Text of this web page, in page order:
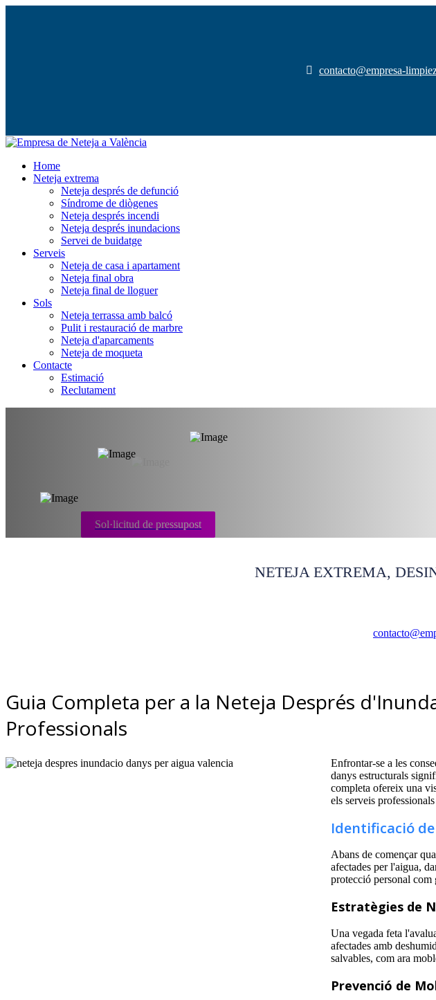
contacto@empresa-
Home
Neteja extrema
Neteja després de defunció
Síndrome de diògenes
Neteja després incendi
Neteja després inundacions
Servei de buidatge
Serveis
Neteja de casa i apartament
Neteja final obra
Neteja final de lloguer
Sols
Neteja terrassa amb balcó
Pulit i restauració de marbre
Neteja d'aparcaments
Neteja de moqueta
Contacte
Estimació
Reclutament
Neteja post inundacions
Sol·licitud de pressupost
NETEJA EXTREMA,
Guia Completa per a la Neteja Després
Professionals
Enfrontar-se a les
danys estructurals
completa ofereix una
els serveis
Identificació
Abans de començar
afectades per l'aigua,
protecció personal com
Estratègies de
Una vegada feta
afectades amb
salvables, com ara
Prevenció de